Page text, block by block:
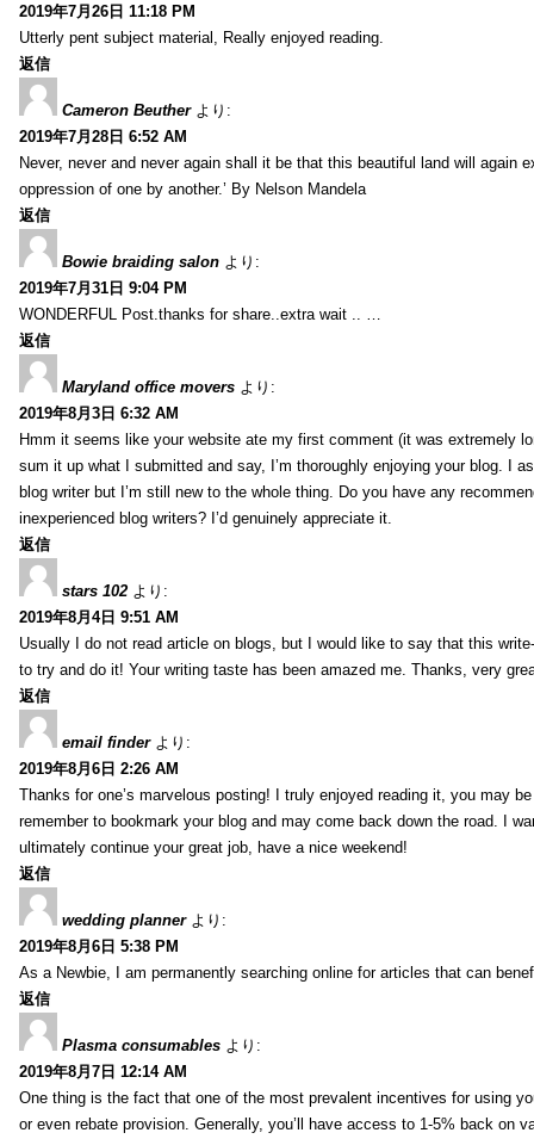
2019年7月26日 11:18 PM
Utterly pent subject material, Really enjoyed reading.
返信
Cameron Beuther より:
2019年7月28日 6:52 AM
Never, never and never again shall it be that this beautiful land will again
oppression of one by another.’ By Nelson Mandela
返信
Bowie braiding salon より:
2019年7月31日 9:04 PM
WONDERFUL Post.thanks for share..extra wait .. …
返信
Maryland office movers より:
2019年8月3日 6:32 AM
Hmm it seems like your website ate my first comment (it was extremely
sum it up what I submitted and say, I’m thoroughly enjoying your blog. I
blog writer but I’m still new to the whole thing. Do you have any
inexperienced blog writers? I’d genuinely appreciate it.
返信
stars 102 より:
2019年8月4日 9:51 AM
Usually I do not read article on blogs, but I would like to say that this
to try and do it! Your writing taste has been amazed me. Thanks, very
返信
email finder より:
2019年8月6日 2:26 AM
Thanks for one’s marvelous posting! I truly enjoyed reading it, you may
remember to bookmark your blog and may come back down the road. I
ultimately continue your great job, have a nice weekend!
返信
wedding planner より:
2019年8月6日 5:38 PM
As a Newbie, I am permanently searching online for articles that can
返信
Plasma consumables より:
2019年8月7日 12:14 AM
One thing is the fact that one of the most prevalent incentives for using
or even rebate provision. Generally, you’ll have access to 1-5% back on